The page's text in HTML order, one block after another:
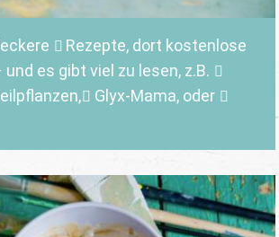
Rezepte, dort kostenlose
und es gibt viel zu lesen, z.B.
Glyx-Mama,oder